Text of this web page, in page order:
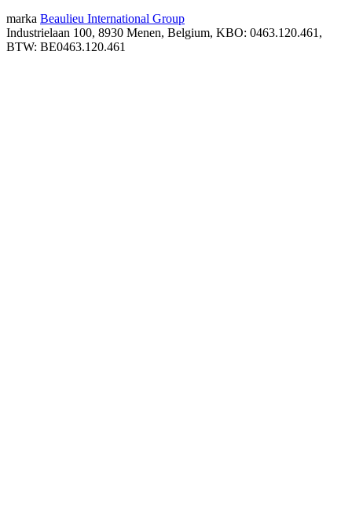
marka Beaulieu International Group
Industrielaan 100, 8930 Menen, Belgium, KBO: 0463.120.461,
BTW: BE0463.120.461